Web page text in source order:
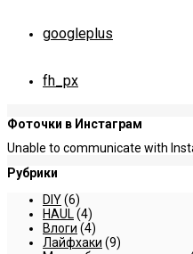
googleplus
fh_px
Фоточки в Инстаграм
Unable to communicate with
Рубрики
DIY(6)
HAUL (4)
Влоги (4)
Лайфхаки (9)